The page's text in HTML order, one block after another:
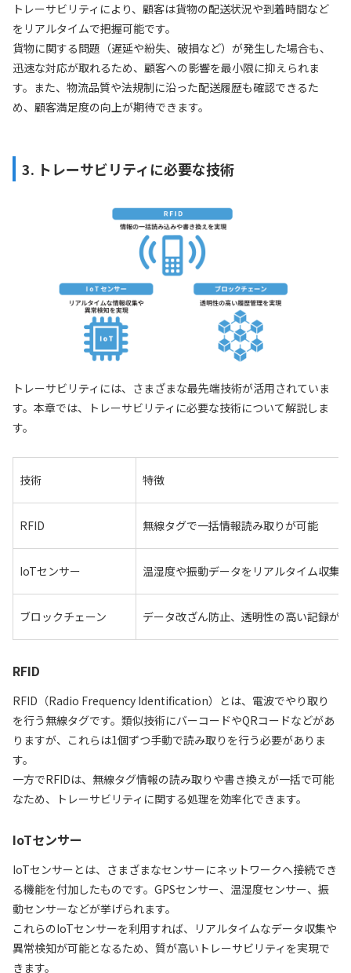
トレーサビリティにより、顧客は貨物の配送状況や到着時間など
をリアルタイムで把握可能です。
貨物に関する問題（遅延や紛失、破損など）が発生した場合も、
迅速な対応が取れるため、顧客への影響を最小限に抑えられま
す。また、物流品質や法規制に沿った配送履歴も確認できるた
め、顧客満足度の向上が期待できます。
3. トレーサビリティに必要な技術
トレーサビリティには、さまざまな最先端技術が活用されていま
す。本章では、トレーサビリティに必要な技術について解説しま
す。
技術 特徴
RFID 無線タグで一括情報読み取りが可能
IoTセンサー 温湿度や振動データをリアルタイム収集
ブロックチェーン データ改ざん防止、透明性の高い記録が
RFID
RFID（Radio Frequency Identification）とは、電波でやり取り
を行う無線タグです。類似技術にバーコードやQRコードなどがあ
りますが、これらは1個ずつ手動で読み取りを行う必要がありま
す。
一方でRFIDは、無線タグ情報の読み取りや書き換えが一括で可能
なため、トレーサビリティに関する処理を効率化できます。
IoTセンサー
IoTセンサーとは、さまざまなセンサーにネットワークへ接続でき
る機能を付加したものです。GPSセンサー、温湿度センサー、振
動センサーなどが挙げられます。
これらのIoTセンサーを利用すれば、リアルタイムなデータ収集や
異常検知が可能となるため、質が高いトレーサビリティを実現で
きます。